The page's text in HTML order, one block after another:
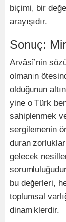
biçimi, bir
arayışıdır.
Sonuç:
Arvâsî’nin
olmanın
olduğunun
yine o Türk
sahiplenmek
sergilemenin
duran
gelecek
bu değerleri,
toplumsal
dinamiklerdir.